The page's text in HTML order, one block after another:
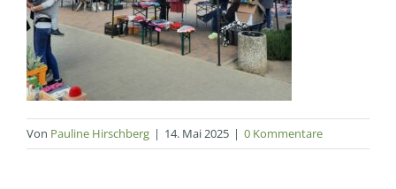
Von Pauline Hirschberg | 14. Mai 2025 | 0 Kommentare